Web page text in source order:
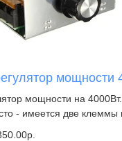
мощности
мощности на
- имеется две клеммы